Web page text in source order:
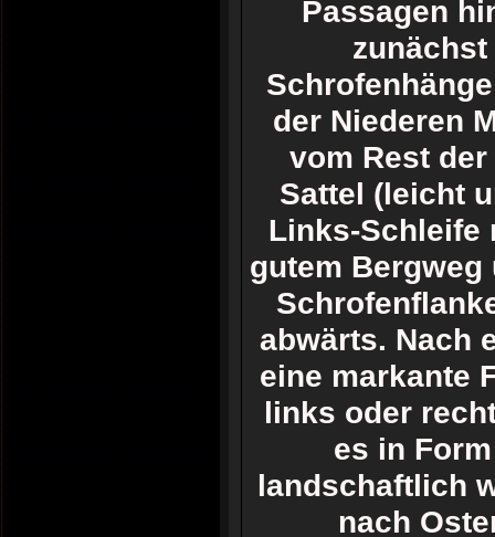
Passagen
der Niederen
vom Rest
Sattel (leicht
Links-Schleife
gutem
abwärts. Nach
eine markante
links oder
es in
landschaftlich
nach